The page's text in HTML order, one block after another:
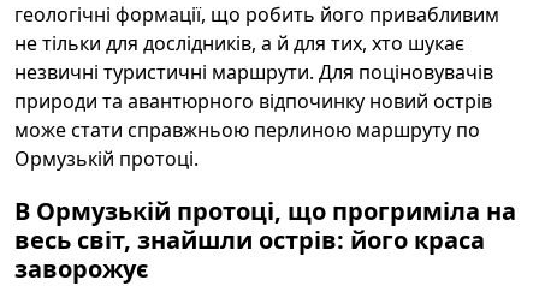
геологічні формації, що робить його привабливим
не тільки для дослідників, а й для тих, хто шукає
незвичні туристичні маршрути. Для поціновувачів
природи та авантюрного відпочинку новий острів
може стати справжньою перлиною маршруту по
Ормузькій протоці.
В Ормузькій протоці, що прогриміла на
весь світ, знайшли острів: його краса
заворожує